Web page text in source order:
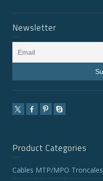
Newsletter
Product Categories
Cables MTP/MPO Troncales